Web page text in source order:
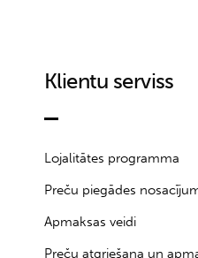
Klientu serviss
Lojalitātes programma
Preču piegādes
Apmaksas veidi
Preču atgriešana un